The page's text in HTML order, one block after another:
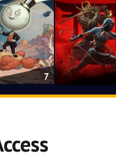
7